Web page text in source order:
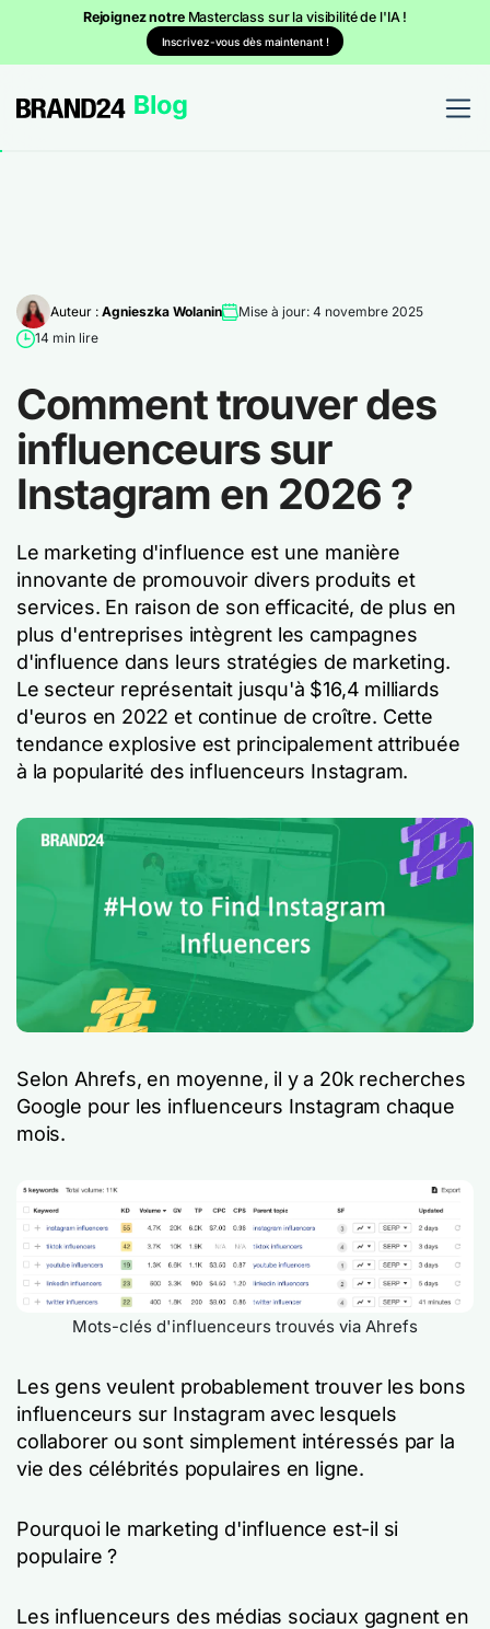
Rejoignez notre Masterclass sur la visibilité de l'IA !
Inscrivez-vous dès maintenant !
Auteur : Agnieszka Wolanin
Mise à jour: 4 novembre 2025
14 min lire
Comment trouver des
influenceurs sur
Instagram en 2026 ?
Le marketing d'influence est une manière
innovante de promouvoir divers produits et
services. En raison de son efficacité, de plus en
plus d'entreprises intègrent les campagnes
d'influence dans leurs stratégies de marketing.
Le secteur représentait jusqu'à $16,4 milliards
d'euros en 2022 et continue de croître. Cette
tendance explosive est principalement attribuée
à la popularité des influenceurs Instagram.
Selon Ahrefs, en moyenne, il y a 20k recherches
Google pour les influenceurs Instagram chaque
mois.
Mots-clés d'influenceurs trouvés via Ahrefs
Les gens veulent probablement trouver les bons
influenceurs sur Instagram avec lesquels
collaborer ou sont simplement intéressés par la
vie des célébrités populaires en ligne.
Pourquoi le marketing d'influence est-il si
populaire ?
Les influenceurs des médias sociaux gagnent en